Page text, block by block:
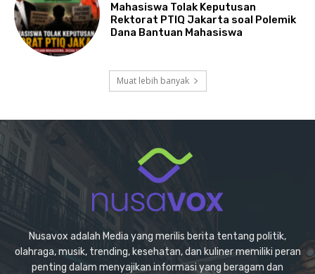
Mahasiswa Tolak Keputusan
Rektorat PTIQ Jakarta soal Polemik
Dana Bantuan Mahasiswa
Muat lebih banyak
Nusavox adalah Media yang merilis berita tentang politik,
olahraga, musik, trending, kesehatan, dan kuliner memiliki peran
penting dalam menyajikan informasi yang beragam dan